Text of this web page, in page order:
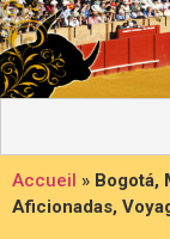
Accueil » Bogotá,
Aficionadas,